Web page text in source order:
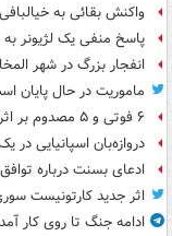
واکنش بقائی به
پاسخ منفی یک لژیونر
انفجار بزرگ در شهر
ماموریت در حال پایان
۶ فوتی و ۵ مصدوم بر اثر تصادف زنجیره‌ای
دروازه‌بان اسپانیایی
ادعای بسنت درباره توافق
اثر جدید کارتونیست
ادامه جنگ تا روی کار